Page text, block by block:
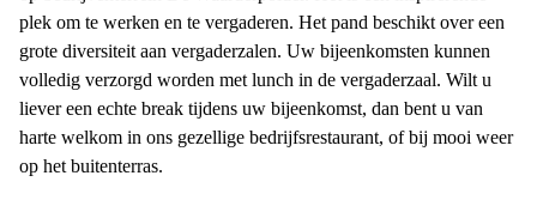
plek om te werken en te vergaderen. Het pand beschikt over een
grote diversiteit aan vergaderzalen. Uw bijeenkomsten kunnen
volledig verzorgd worden met lunch in de vergaderzaal. Wilt u
liever een echte break tijdens uw bijeenkomst, dan bent u van
harte welkom in ons gezellige bedrijfsrestaurant, of bij mooi weer
op het buitenterras.